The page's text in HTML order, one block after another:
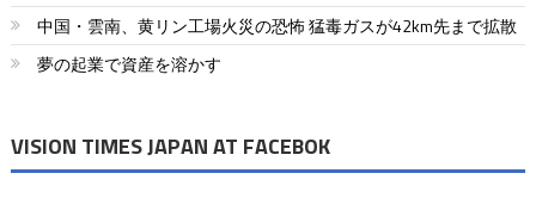
送
り
中国・雲南、黄リン工場火災の恐怖 猛毒ガスが42km先まで拡散
夢の起業で資産を溶かす
VISION TIMES JAPAN AT FACEBOK